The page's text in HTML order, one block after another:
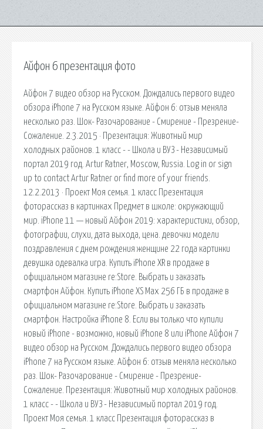
Айфон 6 презентация фото
Айфон 7 видео обзор на Русском. Дождались первого видео
обзора iPhone 7 на Русском языке. Айфон 6: отзыв меняла
несколько раз. Шок- Разочарование - Смирение - Презрение-
Сожаление. 2.3.2015 · Презентация: Животный мир
холодных районов. 1 класс - - Школа и ВУЗ - Независимый
портал 2019 год. Artur Ratner, Moscow, Russia. Log in or sign
up to contact Artur Ratner or find more of your friends.
12.2.2013 · Проект Моя семья. 1 класс Презентация
фоторассказ в картинках Предмет в школе: окружающий
мир. iPhone 11 — новый Айфон 2019: характеристики, обзор,
фотографии, слухи, дата выхода, цена. девочки модели
поздравления с днем рождения женщине 22 года картинки
девушка одевалка игра. Купить iPhone XR в продаже в
официальном магазине re:Store. Выбрать и заказать
смартфон Айфон. Купить iPhone XS Max 256 ГБ в продаже в
официальном магазине re:Store. Выбрать и заказать
смартфон. Настройка iPhone 8. Если вы только что купили
новый iPhone - возможно, новый iPhone 8 или iPhone Айфон 7
видео обзор на Русском. Дождались первого видео обзора
iPhone 7 на Русском языке. Айфон 6: отзыв меняла несколько
раз. Шок- Разочарование - Смирение - Презрение-
Сожаление. Презентация: Животный мир холодных районов.
1 класс - - Школа и ВУЗ - Независимый портал 2019 год.
Проект Моя семья. 1 класс Презентация фоторассказ в